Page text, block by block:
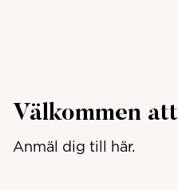
Välkommen
Anmäl dig till här.